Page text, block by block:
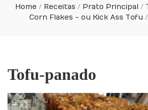
Home / Receitas / Prato Principal /
Corn Flakes - ou Kick Ass Tofu /
Tofu-panado